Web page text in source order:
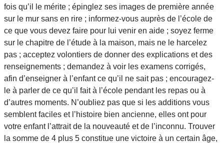
fois qu’il le mérite ; épinglez ses images de première année
sur le mur sans en rire ; informez-vous auprès de l’école de
ce que vous devez faire pour lui venir en aide ; soyez ferme
sur le chapitre de l’étude à la maison, mais ne le harcelez
pas ; acceptez volontiers de donner des explications et des
renseignements ; demandez à voir les examens corrigés,
afin d’enseigner à l’enfant ce qu’il ne sait pas ; encouragez-
le à parler de ce qu’il fait à l’école pendant les repas ou à
d’autres moments. N’oubliez pas que si les additions vous
semblent faciles et l’histoire bien ancienne, elles ont pour
votre enfant l’attrait de la nouveauté et de l’inconnu. Trouver
la somme de 4 plus 5 constitue une victoire à un certain âge,